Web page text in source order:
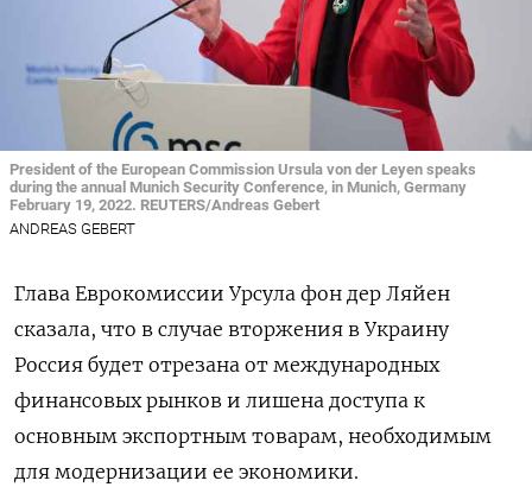
President of the European Commission Ursula von der Leyen speaks
during the annual Munich Security Conference, in Munich, Germany
February 19, 2022. REUTERS/Andreas Gebert
ANDREAS GEBERT
Глава Еврокомиссии Урсула фон дер Ляйен
сказала, что в случае вторжения в Украину
Россия будет отрезана от международных
финансовых рынков и лишена доступа к
основным экспортным товарам, необходимым
для модернизации ее экономики.